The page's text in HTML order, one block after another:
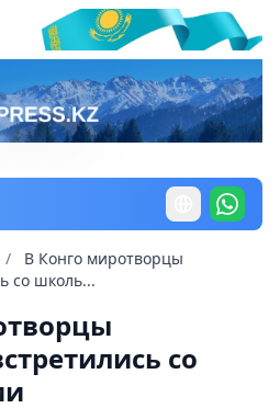
/
В Конго миротворцы
со школь...
со